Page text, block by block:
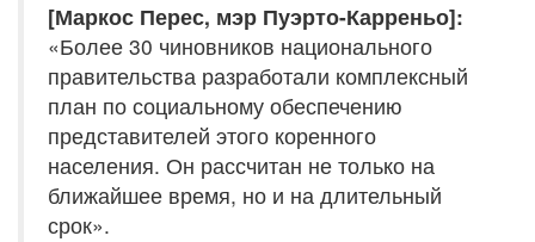
[Маркос Перес, мэр Пуэрто-Карреньо]:
«Более 30 чиновников национального
правительства разработали комплексный
план по социальному обеспечению
представителей этого коренного
населения. Он рассчитан не только на
ближайшее время, но и на длительный
срок».